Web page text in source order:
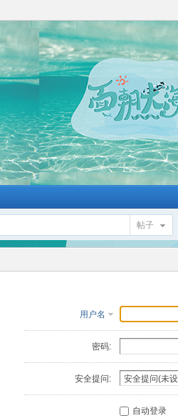
帖子
用户名
密码:
安全提问:
自动登录